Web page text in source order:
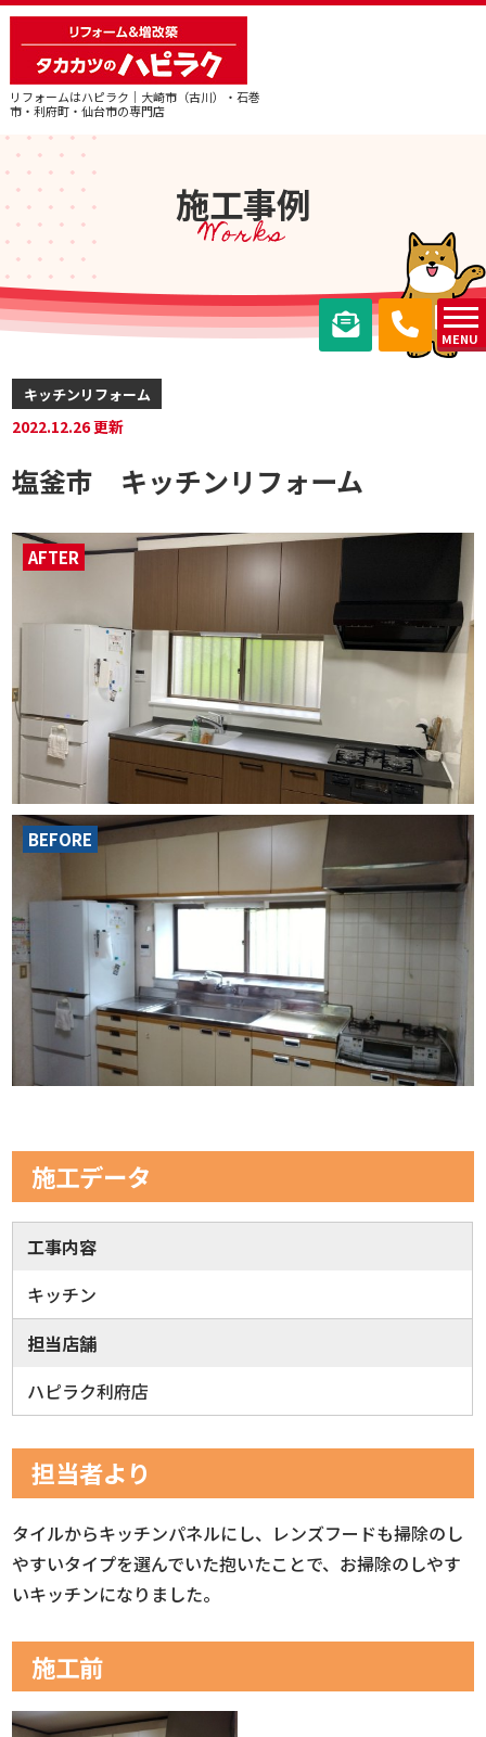
リフォームはハピラク｜大崎市（古川）・石巻
市・利府町・仙台市の専門店
MENU
施工事例
Works
キッチンリフォーム
2022.12.26 更新
塩釜市 キッチンリフォーム
AFTER
BEFORE
施工データ
工事内容
キッチン
担当店舗
ハピラク利府店
担当者より
タイルからキッチンパネルにし、レンズフードも掃除のし
やすいタイプを選んでいた抱いたことで、お掃除のしやす
いキッチンになりました。
施工前